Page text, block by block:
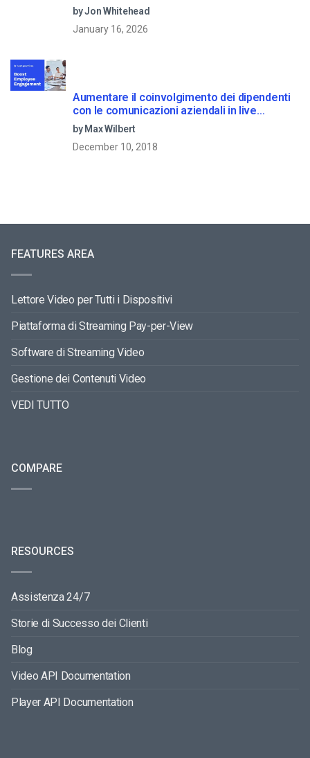
by Jon Whitehead
January 16, 2026
Aumentare il coinvolgimento dei dipendenti
con le comunicazioni aziendali in live
streaming
by Max Wilbert
December 10, 2018
FEATURES AREA
Lettore Video per Tutti i Dispositivi
Piattaforma di Streaming Pay-per-View
Software di Streaming Video
Gestione dei Contenuti Video
VEDI TUTTO
COMPARE
RESOURCES
Assistenza 24/7
Storie di Successo dei Clienti
Blog
Video API Documentation
Player API Documentation